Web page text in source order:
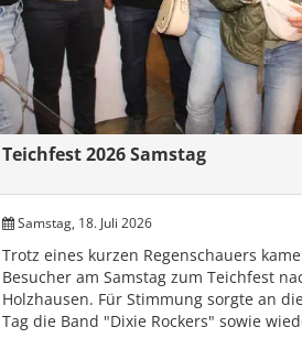
Teichfest 2026 Samstag
Samstag, 18. Juli 2026
Trotz eines kurzen Regenschauers
Besucher am Samstag zum Teichfest
Holzhausen. Für Stimmung sorgte an
Tag die Band "Dixie Rockers" sowie